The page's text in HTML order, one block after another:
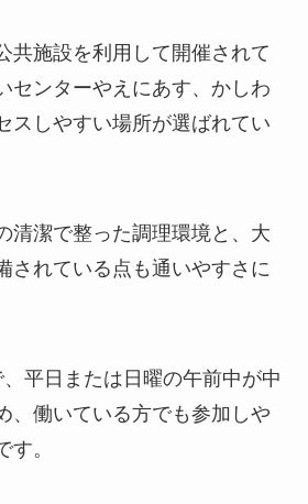
共施設を利用して開催されて
センターやえにあす、かしわ
スしやすい場所が選ばれてい
清潔で整った調理環境と、大
されている点も通いやすさに
平日または日曜の午前中が中
、働いている方でも参加しや
。